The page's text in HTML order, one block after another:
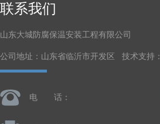
联系我们
山东大城防腐保温安装工程有限公司
公司地址：山东省临沂市开发区 技术支持：
电 话：